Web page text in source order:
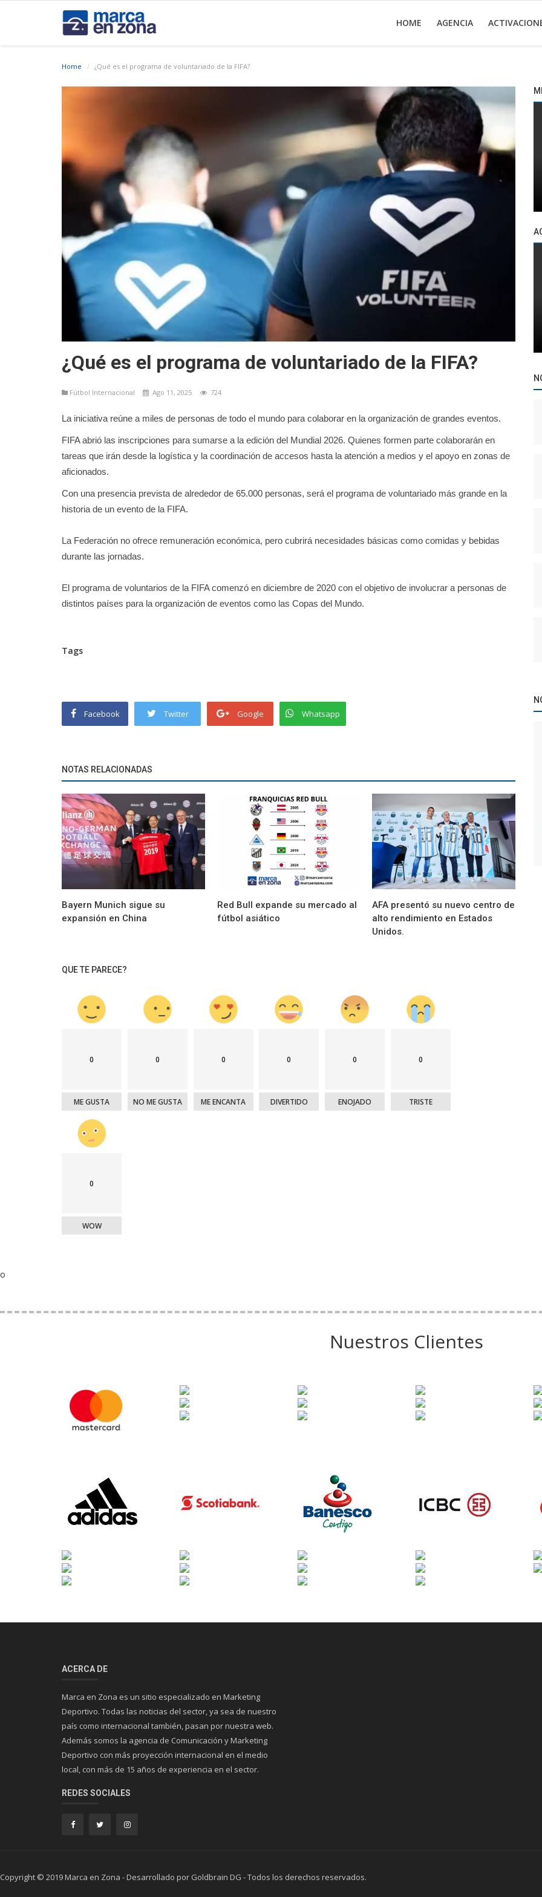
HOME AGENCIA
Home ¿Qué es el programa de voluntariado de la FIFA?
¿Qué es el programa de voluntariado de la FIFA?
Fútbol Internacional Ago 11, 2025 724
La iniciativa reúne a miles de personas de todo el mundo para colaborar en la organización de grandes eventos.
FIFA abrió las inscripciones para sumarse a la edición del Mundial 2026. Quienes formen parte colaborarán en
tareas que irán desde la logística y la coordinación de accesos hasta la atención a medios y el apoyo en zonas de
aficionados.
Con una presencia prevista de alrededor de 65.000 personas, será el programa de voluntariado más grande en la
historia de un evento de la FIFA.
La Federación no ofrece remuneración económica, pero cubrirá necesidades básicas como comidas y bebidas
durante las jornadas.
El programa de voluntarios de la FIFA comenzó en diciembre de 2020 con el objetivo de involucrar a personas de
distintos países para la organización de eventos como las Copas del Mundo.
Tags
Facebook Twitter Google Whatsapp
NOTAS RELACIONADAS
Bayern Munich sigue su
expansión en China
Red Bull expande su mercado al
fútbol asiático
AFA presentó su nuevo centro de
alto rendimiento en Estados
Unidos.
QUE TE PARECE?
0
ME GUSTA
0
NO ME GUSTA
0
ME ENCANTA
0
DIVERTIDO
0
ENOJADO
0
TRISTE
0
WOW
alianza
Marketíng
Burger King lanza el combo Los Pumas
Key Biscayne vistió de gala a la Selección
Argentina de Tenis
o
Nuestros Clientes
ACERCA DE
Marca en Zona es un sitio especializado en Marketing
Deportivo. Todas las noticias del sector, ya sea de nuestro
país como internacional también, pasan por nuestra web.
Además somos la agencia de Comunicación y Marketing
Deportivo con más proyección internacional en el medio
local, con más de 15 años de experiencia en el sector.
REDES SOCIALES
Copyright © 2019 Marca en Zona - Desarrollado por Goldbrain DG - Todos los derechos reservados.